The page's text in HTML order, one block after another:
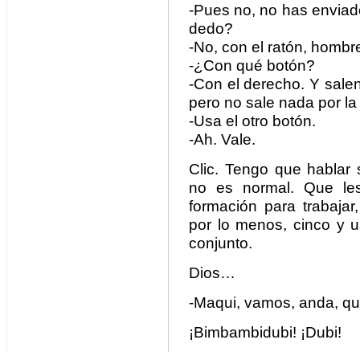
-Pues no, no has
dedo?
-No, con el ratón,
-¿Con qué botón?
-Con el derecho. Y
pero no sale nada por
-Usa el otro botón.
-Ah. Vale.
Clic. Tengo que hablar
no es normal. Que
formación para
por lo menos, cinco y
conjunto.
Dios…
-Maqui, vamos, anda,
¡Bimbambidubi! ¡Dubi!